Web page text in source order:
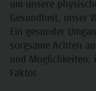
um unsere
Gesundheit, unser
Ein gesunder
sorgsame Achten
und Möglichkeiten,
Faktor.